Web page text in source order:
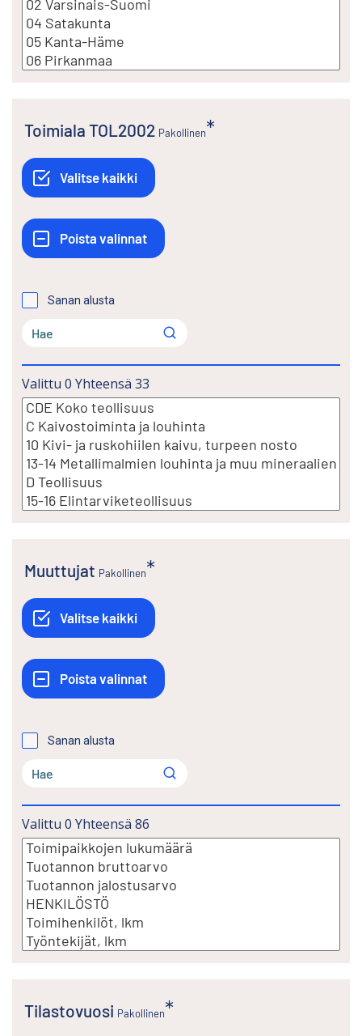
Toimiala TOL2002 Pakollinen
Sanan alusta
Valittu 0 Yhteensä 33
muuttujat Pakollinen
Sanan alusta
Valittu 0 Yhteensä 86
Tilastovuosi Pakollinen